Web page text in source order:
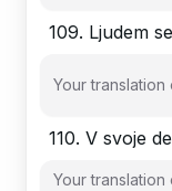
109. Ljudem
Your translation
110. V svoje
Your